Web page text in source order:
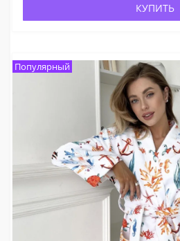
КУПИТЬ
Популярный